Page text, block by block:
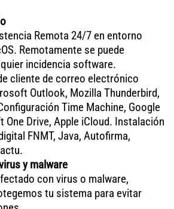
Remota 24/7 en entorno
Remotamente se puede
incidencia software.
cliente de correo electrónico
Outlook, Mozilla Thunderbird,
Time Machine, Google
One Drive, Apple iCloud. Instalación
FNMT, Java, Autofirma,
y malware
con virus o malware,
tu sistema para evitar